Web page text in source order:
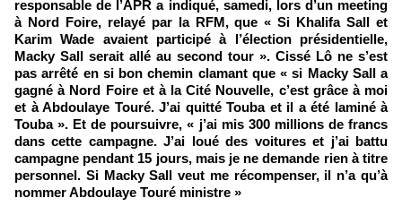
responsable de l’APR a indiqué, samedi, lors d’un meeting
à Nord Foire, relayé par la RFM, que « Si Khalifa Sall et
Karim Wade avaient participé à l’élection présidentielle,
Macky Sall serait allé au second tour ». Cissé Lô ne s’est
pas arrêté en si bon chemin clamant que « si Macky Sall a
gagné à Nord Foire et à la Cité Nouvelle, c’est grâce à moi
et à Abdoulaye Touré. J’ai quitté Touba et il a été laminé à
Touba ». Et de poursuivre, « j’ai mis 300 millions de francs
dans cette campagne. J’ai loué des voitures et j’ai battu
campagne pendant 15 jours, mais je ne demande rien à titre
personnel. Si Macky Sall veut me récompenser, il n’a qu’à
nommer Abdoulaye Touré ministre »